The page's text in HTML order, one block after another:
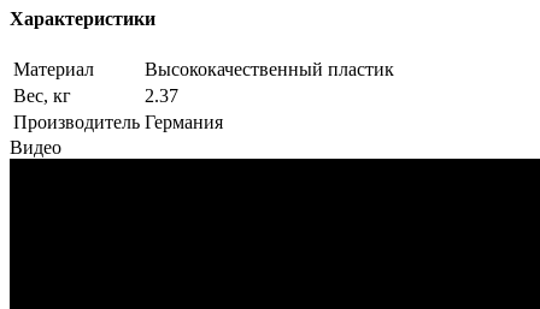
Характеристики
Материал
Высококачественный пластик
Вес, кг
2.37
Производитель Германия
Видео